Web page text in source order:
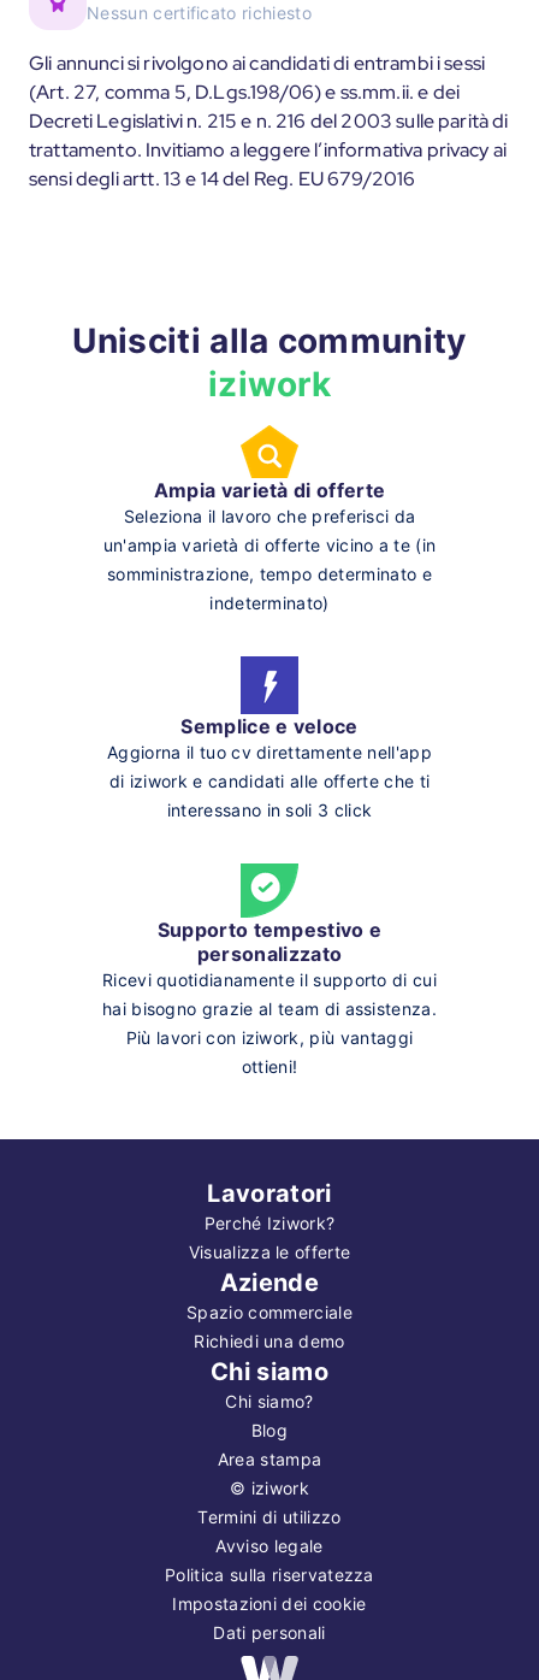
Nessun certificato richiesto
Gli annunci si rivolgono ai candidati di entrambi i sessi
(Art. 27, comma 5, D.Lgs.198/06) e ss.mm.ii. e dei
Decreti Legislativi n. 215 e n. 216 del 2003 sulle parità di
trattamento. Invitiamo a leggere l’informativa privacy ai
sensi degli artt. 13 e 14 del Reg. EU 679/2016
Unisciti alla community
iziwork
Ampia varietà di offerte
Seleziona il lavoro che preferisci da
un'ampia varietà di offerte vicino a te (in
somministrazione, tempo determinato e
indeterminato)
Semplice e veloce
Aggiorna il tuo cv direttamente nell'app
di iziwork e candidati alle offerte che ti
interessano in soli 3 click
Supporto tempestivo e
personalizzato
Ricevi quotidianamente il supporto di cui
hai bisogno grazie al team di assistenza.
Più lavori con iziwork, più vantaggi
ottieni!
Lavoratori
Perché Iziwork?
Visualizza le offerte
Aziende
Spazio commerciale
Richiedi una demo
Chi siamo
Chi siamo?
Blog
Area stampa
© iziwork
Termini di utilizzo
Avviso legale
Politica sulla riservatezza
Impostazioni dei cookie
Dati personali